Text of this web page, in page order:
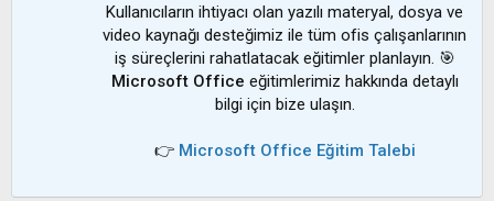
Kullanıcıların ihtiyacı olan yazılı materyal, dosya ve
video kaynağı desteğimiz ile tüm ofis çalışanlarının
iş süreçlerini rahatlatacak eğitimler planlayın. 🎯
Microsoft Office eğitimlerimiz hakkında detaylı
bilgi için bize ulaşın.
👉 Microsoft Office Eğitim Talebi